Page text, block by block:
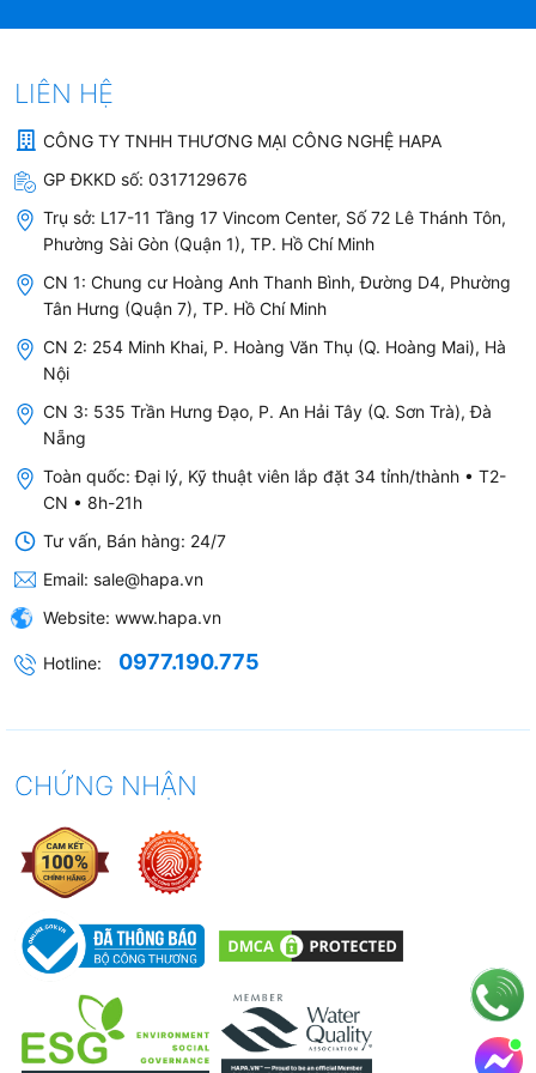
Bên cạnh thông số kỹ thuật, Lò Vi Sóng Có Nướng
Thủy Phân SMEG LINEA SF4104MCS 536.64.612
còn có nhiều ưu điểm thực tế giúp việc nấu nướng
hàng ngày trở nên thuận tiện hơn.
Hẹn giờ bắt đầu và tự động kết thúc
SF4104MCS có chức năng hẹn thời gian bắt đầu và
động âm thanh khi hoàn thành.
LIÊN HỆ
CÔNG TY TNHH THƯƠNG MẠI CÔNG NGHỆ HAPA
GP ĐKKD số: 0317129676
Trụ sở: L17-11 Tầng 17 Vincom Center, Số 72 Lê Thánh Tôn,
Phường Sài Gòn (Quận 1), TP. Hồ Chí Minh
CN 1: Chung cư Hoàng Anh Thanh Bình, Đường D4, Phường
Tân Hưng (Quận 7), TP. Hồ Chí Minh
CN 2: 254 Minh Khai, P. Hoàng Văn Thụ (Q. Hoàng Mai), Hà
Nội
CN 3: 535 Trần Hưng Đạo, P. An Hải Tây (Q. Sơn Trà), Đà
Nẵng
Toàn quốc: Đại lý, Kỹ thuật viên lắp đặt 34 tỉnh/thành • T2-
CN • 8h-21h
Tư vấn, Bán hàng: 24/7
Email: sale@hapa.vn
Website: www.hapa.vn
Hotline: 0977.190.775
CHỨNG NHẬN